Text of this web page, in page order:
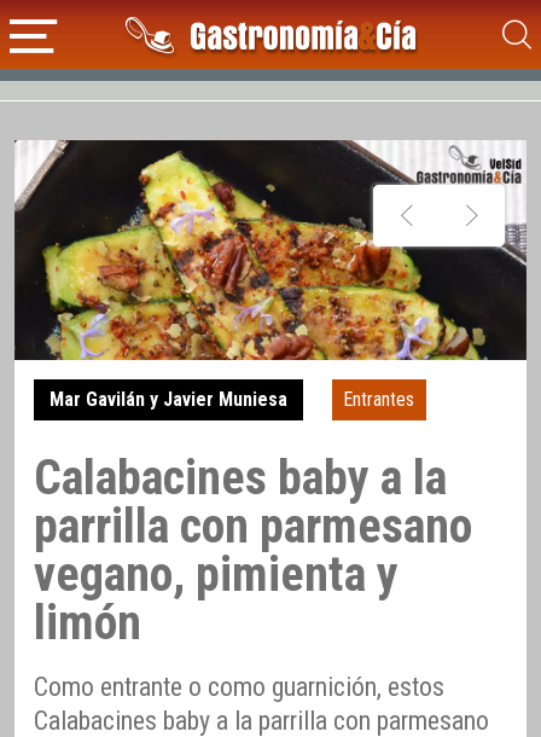
Mar Gavilán y Javier Muniesa Entrantes
Calabacines baby a la
parrilla con parmesano
vegano, pimienta y
limón
Como entrante o como guarnición, estos
Calabacines baby a la parrilla con parmesano